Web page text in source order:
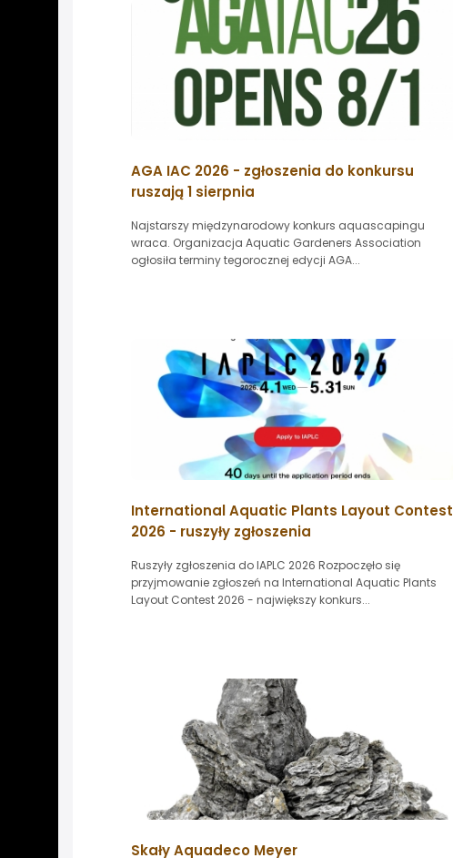
AGA IAC 2026 - zgłoszenia do konkursu
ruszają 1 sierpnia
Najstarszy międzynarodowy konkurs aquascapingu
wraca. Organizacja Aquatic Gardeners Association
ogłosiła terminy tegorocznej edycji AGA...
International Aquatic Plants Layout Contest
2026 - ruszyły zgłoszenia
Ruszyły zgłoszenia do IAPLC 2026 Rozpoczęło się
przyjmowanie zgłoszeń na International Aquatic Plants
Layout Contest 2026 - największy konkurs...
Skały Aquadeco Meyer